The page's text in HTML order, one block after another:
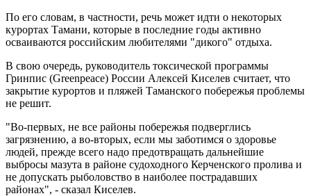
По его словам, в частности, речь может идти о некоторых
курортах Тамани, которые в последние годы активно
осваиваются российским любителями "дикого" отдыха.
В свою очередь, руководитель токсической программы
Гринпис (Greenpeace) России Алексей Киселев считает, что
закрытие курортов и пляжей Таманского побережья проблемы
не решит.
"Во-первых, не все районы побережья подверглись
загрязнению, а во-вторых, если мы заботимся о здоровье
людей, прежде всего надо предотвращать дальнейшие
выбросы мазута в районе судоходного Керченского пролива и
не допускать рыболовство в наиболее пострадавших
районах", - сказал Киселев.